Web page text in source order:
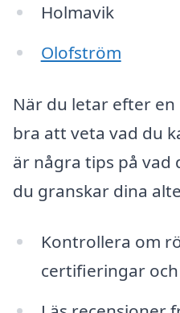
Holmavik
Olofström
När du letar efter
bra att veta vad du
är några tips på vad
du granskar dina
Kontrollera om
certifieringar